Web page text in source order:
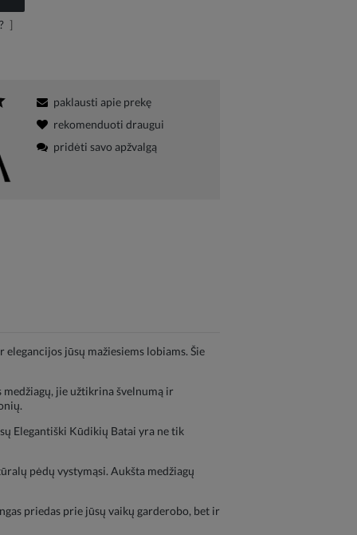
? ]
paklausti apie prekę
rekomenduoti draugui
pridėti savo apžvalgą
jūsų mažiesiems lobiams. Šie
jie užtikrina švelnumą ir
Elegantiški Kūdikių Batai yra ne tik
pėdų vystymąsi. Aukšta medžiagų
priedas prie jūsų vaikų garderobo, bet ir